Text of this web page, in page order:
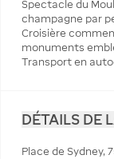
Spectacle du
champagne par
Croisière
monuments
Transport en
DÉTAILS DE
Place de Sydney,